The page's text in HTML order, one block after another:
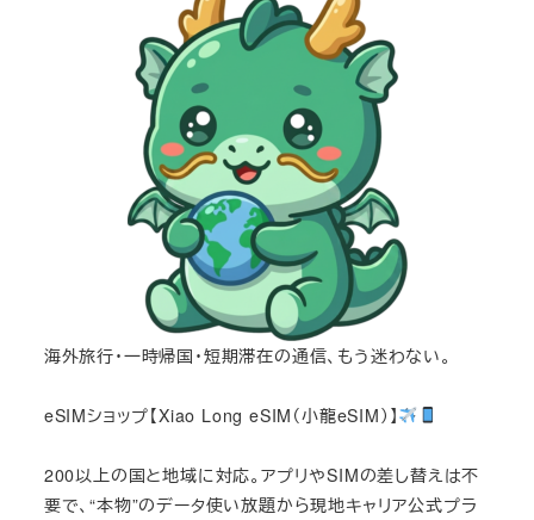
海外旅行・一時帰国・短期滞在の通信、もう迷わない。
eSIMショップ【Xiao Long eSIM（小龍eSIM）】
200以上の国と地域に対応。アプリやSIMの差し替えは不
要で、“本物”のデータ使い放題から現地キャリア公式プラ